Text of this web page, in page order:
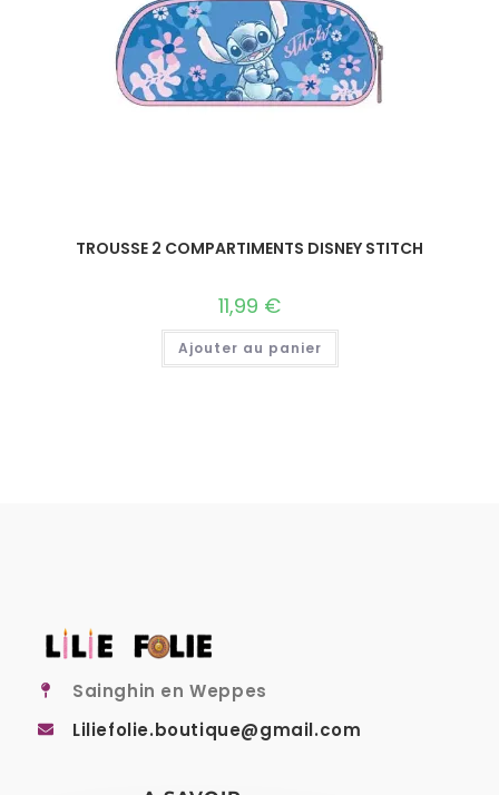
TROUSSE 2 COMPARTIMENTS DISNEY STITCH
11,99 €
Ajouter au panier
Sainghin en Weppes
Liliefolie.boutique@gmail.com